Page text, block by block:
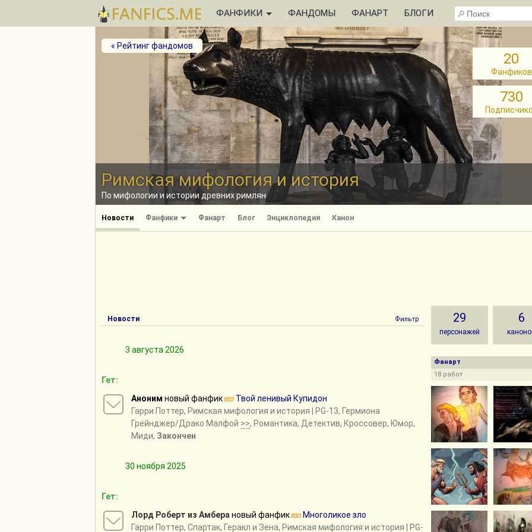
ФАНФИКИ ФАНДОМЫ ФАНАРТ БЛОГИ
Римская мифология и история
По мифологии и истории древних римлян
« Рейтинг фандомов
20
Фанфиков
730
Новости Фанфики Фанарт Блог Энциклопедия Канон
Новости Фильтр
3 августа 2026
Гет:
Аноним новый фанфик
Твой ленивый Купидон
Гарри Поттер, Римская мифология и история | PG-13, Гермиона
Грейнджер/Драко Малфой >>, Романтика, Детектив, Кроссовер, Юмор,
Миди, Закончен
30 ноября 2025
Гет:
Лорд Роберт из Амбера новый фанфик
Многоликое зло
Гарри Поттер, Спартак, Геракл и Зена, Римская мифология и история | PG-
29
персонажей
6
Фанарт
18 работ